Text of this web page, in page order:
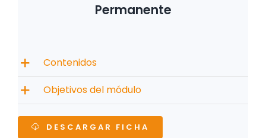
Permanente
Contenidos
Objetivos del módulo
DESCARGAR FICHA